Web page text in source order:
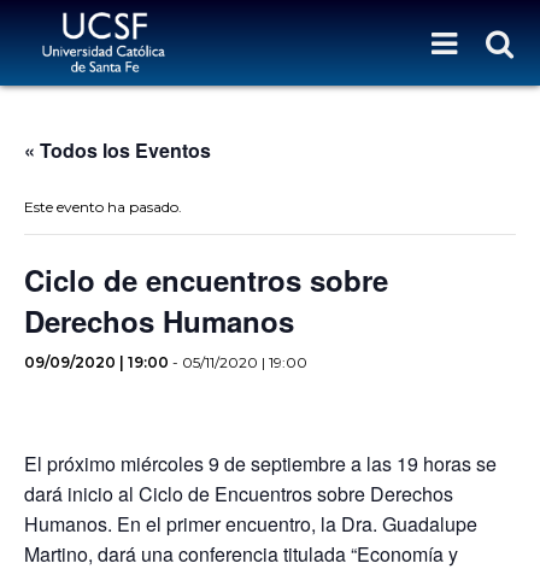
« Todos los Eventos
Este evento ha pasado.
Ciclo de encuentros sobre
Derechos Humanos
09/09/2020 | 19:00 - 05/11/2020 | 19:00
El próximo miércoles 9 de septiembre a las 19 horas se
dará inicio al Ciclo de Encuentros sobre Derechos
Humanos. En el primer encuentro, la Dra. Guadalupe
Martino, dará una conferencia titulada “Economía y